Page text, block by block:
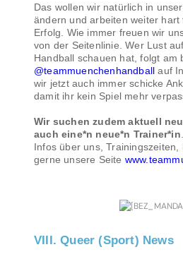
Das wollen wir natürlich in
ändern und arbeiten weiter hart
Erfolg. Wie immer freuen wir
von der Seitenlinie. Wer Lust
Handball schauen hat, folgt am
@teammuenchenhandball auf
wir jetzt auch immer schicke
damit ihr kein Spiel mehr
Wir suchen zudem aktuell
auch eine*n neue*n Trainer*in
Infos über uns, Trainingszeiten,
gerne unsere Seite
VIII. Queer (Sport) News